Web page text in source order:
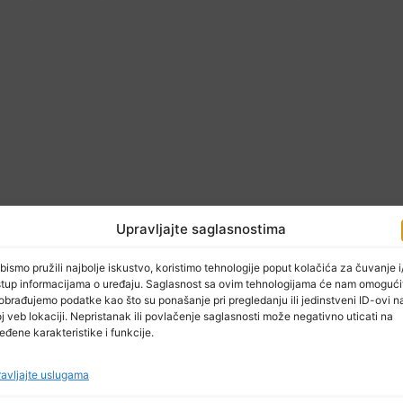
Upravljajte saglasnostima
pružili najbolje iskustvo, koristimo tehnologije poput kolačića za čuvanje
informacijama o uređaju. Saglasnost sa ovim tehnologijama će nam
podatke kao što su ponašanje pri pregledanju ili jedinstveni ID-ovi
veb lokaciji. Nepristanak ili povlačenje saglasnosti može negativno uticati na
karakteristike i funkcije.
uslugama
, upriličen je veliki broj susreta sa zvanicama grada Osijeka
zajednica , predstavnicima udruženje i dr.
se pod pokroviteljstvima Ministarstva poljoprivrede,
a odvijao se na 2000m² zatvorenog i 3000m²